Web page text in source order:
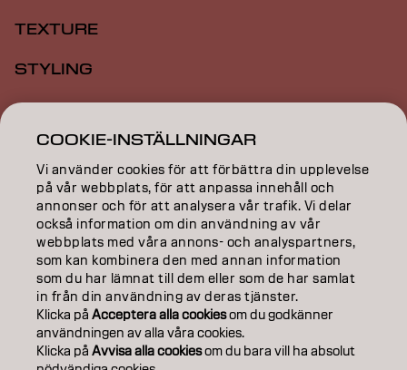
TEXTURE
STYLING
INSPIRATION
EDUCATION
ABOUT
SALON FINDER
BECOME A PARTNER
CONTACT US
COOKIE-INSTÄLLNINGAR
Vi använder cookies för att förbättra din upplevelse
på vår webbplats, för att anpassa innehåll och
annonser och för att analysera vår trafik. Vi delar
också information om din användning av vår
webbplats med våra annons- och analyspartners,
som kan kombinera den med annan information
som du har lämnat till dem eller som de har samlat
in från din användning av deras tjänster.
Klicka påAcceptera alla cookiesom du godkänner
användningen av alla våra cookies.
Klicka påAvvisa alla cookiesom du bara vill ha absolut